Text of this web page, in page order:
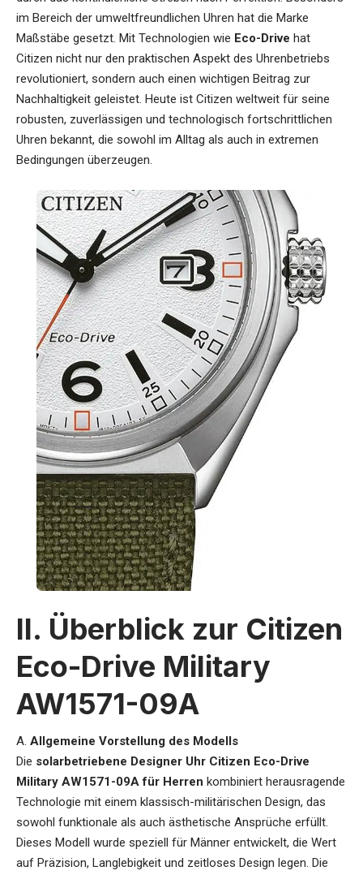
im Bereich der umweltfreundlichen Uhren hat die Marke
Maßstäbe gesetzt. Mit Technologien wie Eco-Drive hat
Citizen nicht nur den praktischen Aspekt des Uhrenbetriebs
revolutioniert, sondern auch einen wichtigen Beitrag zur
Nachhaltigkeit geleistet. Heute ist Citizen weltweit für seine
robusten, zuverlässigen und technologisch fortschrittlichen
Uhren bekannt, die sowohl im Alltag als auch in extremen
Bedingungen überzeugen.
II. Überblick zur Citizen
Eco-Drive Military
AW1571-09A
A. Allgemeine Vorstellung des Modells
Die solarbetriebene Designer Uhr Citizen Eco-Drive
Military AW1571-09A für Herren kombiniert herausragende
Technologie mit einem klassisch-militärischen Design, das
sowohl funktionale als auch ästhetische Ansprüche erfüllt.
Dieses Modell wurde speziell für Männer entwickelt, die Wert
auf Präzision, Langlebigkeit und zeitloses Design legen. Die